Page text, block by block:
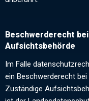
Beschwerderecht
Aufsichtsbehörde
Im Falle
ein Beschwerderecht
Zuständige